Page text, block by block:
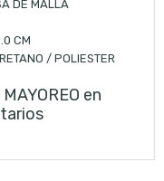
DE MALLA
CM
/ POLIESTER
en